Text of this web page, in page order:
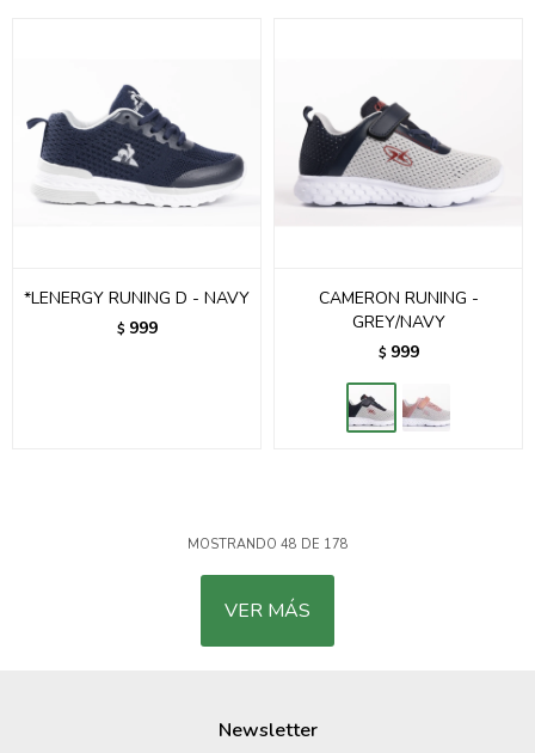
*LENERGY RUNING D - NAVY
$ 999
CAMERON RUNING -
GREY/NAVY
$ 999
MOSTRANDO 48 DE 178
VER MÁS
Newsletter